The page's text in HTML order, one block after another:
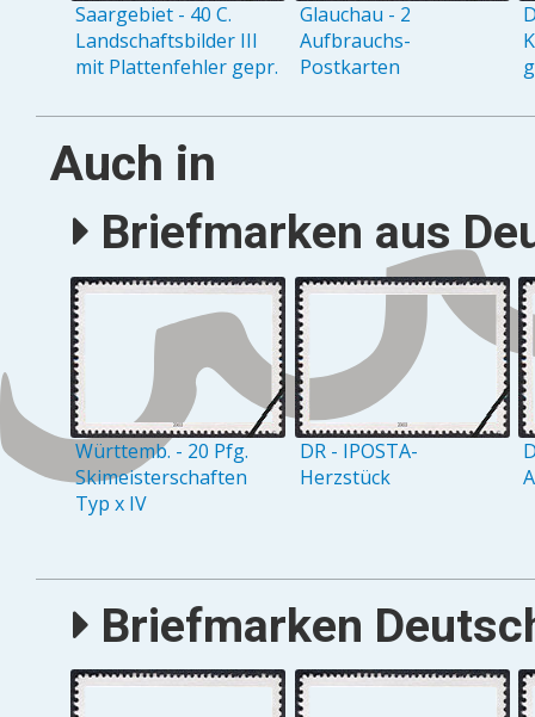
Saargebiet - 40 C.
Landschaftsbilder III
mit Plattenfehler gepr.
Glauchau - 2
Aufbrauchs-
Postkarten
Auch in
Briefmarken aus
Württemb. - 20 Pfg.
Skimeisterschaften
Typ x IV
DR - IPOSTA-
Herzstück
Briefmarken